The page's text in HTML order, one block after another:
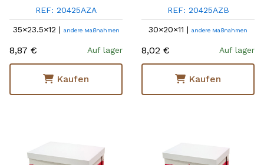
REF: 20425AZA
35×23.5×12 | andere Maßnahmen
8,87 € Auf lager
Kaufen
REF: 20425AZB
30×20×11 | andere Maßnahmen
8,02 € Auf lager
Kaufen